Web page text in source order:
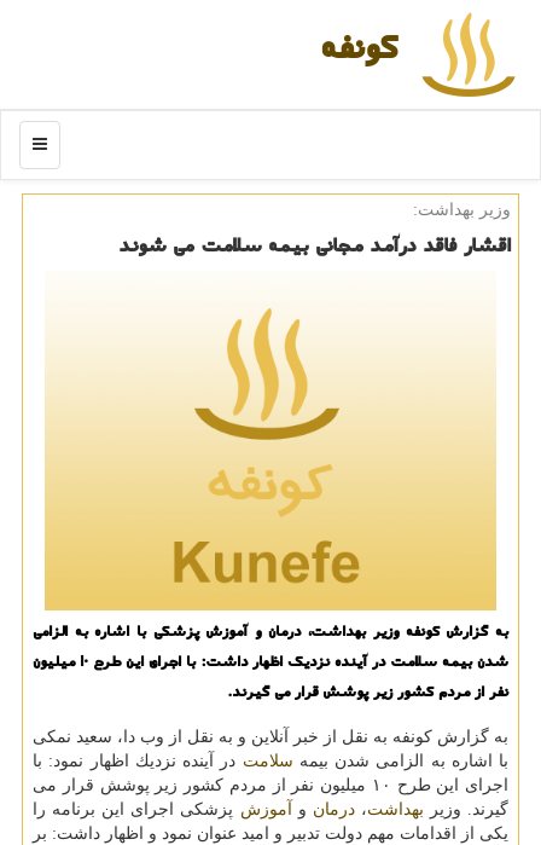
كونفه
منو
وزیر بهداشت:
اقشار فاقد درآمد مجانی بیمه سلامت می شوند
به گزارش كونفه وزیر بهداشت، درمان و آموزش پزشكی با اشاره به الزامی
شدن بیمه سلامت در آینده نزدیك اظهار داشت: با اجرای این طرح ۱۰ میلیون
نفر از مردم كشور زیر پوشش قرار می گیرند.
به گزارش كونفه به نقل از خبر آنلاین و به نقل از وب دا، سعید نمكی
با اشاره به الزامی شدن بیمه سلامت در آینده نزدیك اظهار نمود: با
اجرای این طرح ۱۰ میلیون نفر از مردم كشور زیر پوشش قرار می
گیرند. وزیر بهداشت،درمان و آموزش پزشكی اجرای این برنامه را
یكی از اقدامات مهم دولت تدبیر و امید عنوان نمود و اظهار داشت: بر